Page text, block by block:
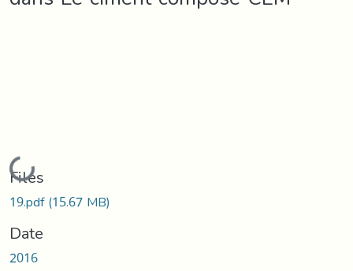
Loading...
Files
19.pdf(15.67 MB)
Date
2016